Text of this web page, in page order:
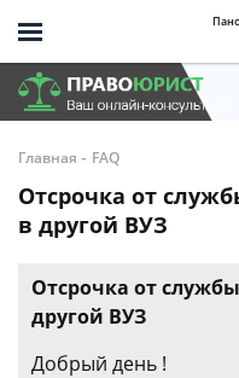
Главная - FAQ
Отсрочка от
в другой ВУЗ
Отсрочка от
другой ВУЗ
Добрый день !